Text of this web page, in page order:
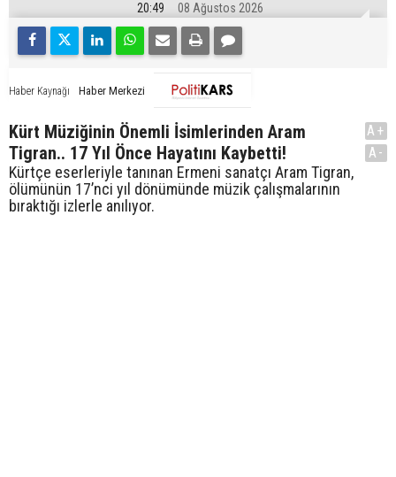
20:49 08 Ağustos 2026
Haber Kaynağı Haber Merkezi
Kürt Müziğinin Önemli İsimlerinden Aram
Tigran.. 17 Yıl Önce Hayatını Kaybetti!
Kürtçe eserleriyle tanınan Ermeni sanatçı Aram Tigran,
ölümünün 17’nci yıl dönümünde müzik çalışmalarının
bıraktığı izlerle anılıyor.
A+
A-